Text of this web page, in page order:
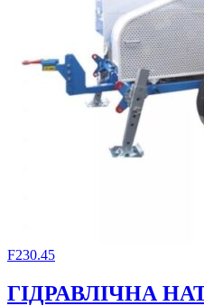
F230.45
ГІДРАВЛІЧНА